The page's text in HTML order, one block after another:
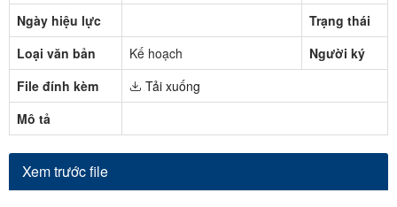
Ngày hiệu lực
Trạng thái
Loại văn bản
Kế hoạch
Người ký
File đính kèm
Tải xuống
Mô tả
Xem trước file